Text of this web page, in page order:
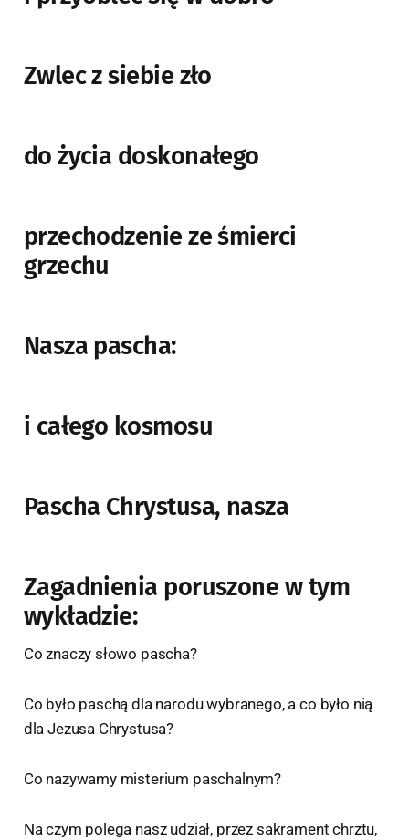
Zwlec z siebie zło
do życia doskonałego
przechodzenie ze śmierci
grzechu
Nasza pascha:
i całego kosmosu
Pascha Chrystusa, nasza
Zagadnienia poruszone w tym
wykładzie:
Co znaczy słowo pascha?
Co było paschą dla narodu wybranego, a co było nią
dla Jezusa Chrystusa?
Co nazywamy misterium paschalnym?
Na czym polega nasz udział, przez sakrament chrztu,